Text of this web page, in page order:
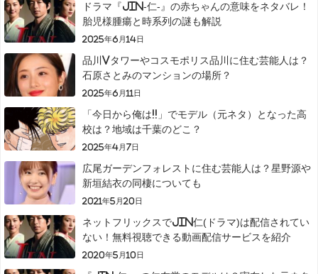
ドラマ『JIN-仁-』の赤ちゃんの意味をネタバレ！
胎児様腫瘍と時系列の謎も解説
2025年6月14日
品川Vタワーやコスモポリス品川に住む芸能人は？
石原さとみのマンションの場所？
2025年6月11日
「今日から俺は!!」でモデル（元ネタ）となった高
校は？地域は千葉のどこ？
2025年4月7日
広尾ガーデンフォレストに住む芸能人は？星野源や
新垣結衣の同棲についても
2021年5月20日
ネットフリックスでJIN仁(ドラマ)は配信されてい
ない！無料視聴できる動画配信サービスを紹介
2020年5月10日